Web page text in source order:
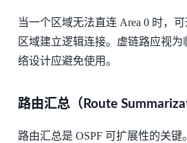
当一个区域无法直连 Area 0 时，
区域建立逻辑连接。虚链路应视为
络设计应避免使用。
路由汇总（Route
路由汇总是 OSPF 可扩展性的关